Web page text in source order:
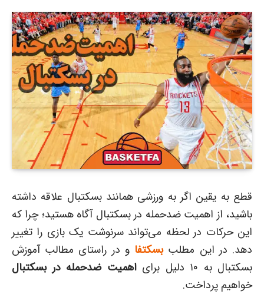
قطع به یقین اگر به ورزشی همانند بسکتبال علاقه داشته
باشید، از اهمیت ضدحمله در بسکتبال آگاه هستید؛ چرا که
این حرکات در لحظه می‌تواند سرنوشت یک بازی را تغییر
دهد. در این مطلببسکتفا و در راستای مطالب آموزش
بسکتبال به ۱۰ دلیل برای
اهمیت ضدحمله در بسکتبال
خواهیم پرداخت.